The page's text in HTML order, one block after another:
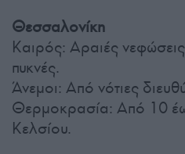
Θεσσαλονίκη
Καιρός: Αραιές
πυκνές.
Άνεμοι: Από νότιες
Θερμοκρασία: Από 10
Κελσίου.